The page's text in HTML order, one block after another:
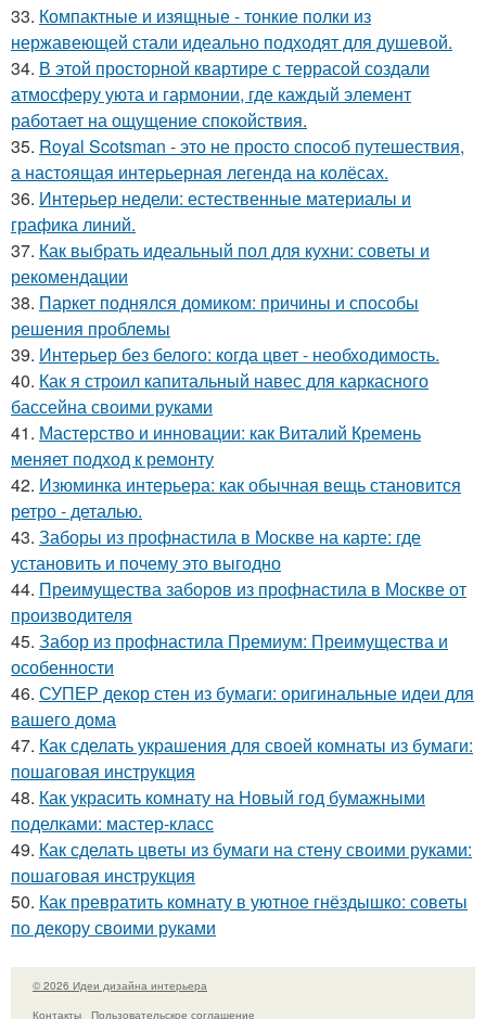
33. Компактные и изящные - тонкие полки из
нержавеющей стали идеально подходят для душевой.
34. В этой просторной квартире с террасой создали
атмосферу уюта и гармонии, где каждый элемент
работает на ощущение спокойствия.
35. Royal Scotsman - это не просто способ путешествия,
а настоящая интерьерная легенда на колёсах.
36. Интерьер недели: естественные материалы и
графика линий.
37. Как выбрать идеальный пол для кухни: советы и
рекомендации
38. Паркет поднялся домиком: причины и способы
решения проблемы
39. Интерьер без белого: когда цвет - необходимость.
40. Как я строил капитальный навес для каркасного
бассейна своими руками
41. Мастерство и инновации: как Виталий Кремень
меняет подход к ремонту
42. Изюминка интерьера: как обычная вещь становится
ретро - деталью.
43. Заборы из профнастила в Москве на карте: где
установить и почему это выгодно
44. Преимущества заборов из профнастила в Москве от
производителя
45. Забор из профнастила Премиум: Преимущества и
особенности
46. СУПЕР декор стен из бумаги: оригинальные идеи для
вашего дома
47. Как сделать украшения для своей комнаты из бумаги:
пошаговая инструкция
48. Как украсить комнату на Новый год бумажными
поделками: мастер-класс
49. Как сделать цветы из бумаги на стену своими руками:
пошаговая инструкция
50. Как превратить комнату в уютное гнёздышко: советы
по декору своими руками
© 2026 Идеи дизайна интерьера
Контакты
Пользовательское соглашение